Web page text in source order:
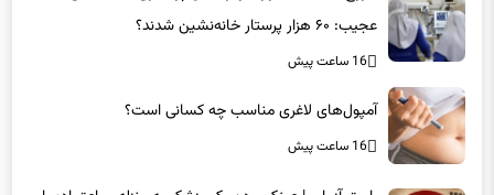
عجیب: ۶۰ هزار پرستار خانه‌نشین شدند؟
16 ساعت پیش
آمپول‌های لاغری مناسب چه کسانی است؟
16 ساعت پیش